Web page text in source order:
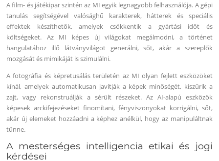
A film- és játékipar szintén az MI egyik legnagyobb felhasználója. A gépi
tanulás segítségével valósághű karakterek, hátterek és speciális
effektek készíthetők, amelyek csökkentik a gyártási időt és
költségeket. Az MI képes új világokat megálmodni, a történet
hangulatához illő látványvilágot generálni, sőt, akár a szereplők
mozgását és mimikáját is szimulálni.
A fotográfia és képretusálás területén az MI olyan fejlett eszközöket
kínál, amelyek automatikusan javítják a képek minőségét, kiszűrik a
zajt, vagy rekonstruálják a sérült részeket. Az AI-alapú eszközök
képesek arckifejezéseket finomítani, fényviszonyokat korrigálni, sőt,
akár új elemeket hozzáadni a képhez anélkül, hogy az manipuláltnak
tűnne.
A mesterséges intelligencia etikai és jogi
kérdései